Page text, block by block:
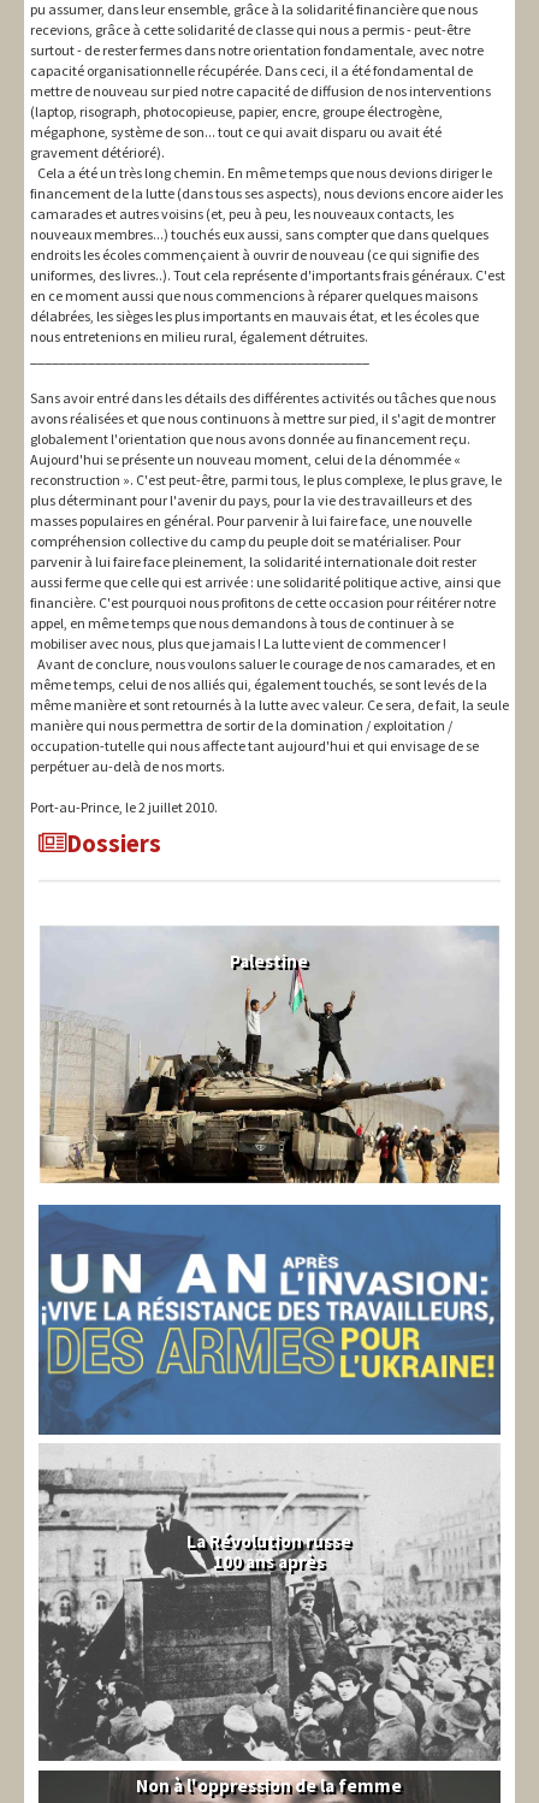
pu assumer, dans leur ensemble, grâce à la solidarité financière que nous
recevions, grâce à cette solidarité de classe qui nous a permis - peut-être
surtout - de rester fermes dans notre orientation fondamentale, avec notre
capacité organisationnelle récupérée. Dans ceci, il a été fondamental de
mettre de nouveau sur pied notre capacité de diffusion de nos interventions
(laptop, risograph, photocopieuse, papier, encre, groupe électrogène,
mégaphone, système de son... tout ce qui avait disparu ou avait été
gravement détérioré).
Cela a été un très long chemin. En même temps que nous devions diriger le
financement de la lutte (dans tous ses aspects), nous devions encore aider les
camarades et autres voisins (et, peu à peu, les nouveaux contacts, les
nouveaux membres...) touchés eux aussi, sans compter que dans quelques
endroits les écoles commençaient à ouvrir de nouveau (ce qui signifie des
uniformes, des livres..). Tout cela représente d'importants frais généraux. C'est
en ce moment aussi que nous commencions à réparer quelques maisons
délabrées, les sièges les plus importants en mauvais état, et les écoles que
nous entretenions en milieu rural, également détruites.
Sans avoir entré dans les détails des différentes activités ou tâches que nous
avons réalisées et que nous continuons à mettre sur pied, il s'agit de montrer
globalement l'orientation que nous avons donnée au financement reçu.
Aujourd'hui se présente un nouveau moment, celui de la dénommée «
reconstruction ». C'est peut-être, parmi tous, le plus complexe, le plus grave, le
plus déterminant pour l'avenir du pays, pour la vie des travailleurs et des
masses populaires en général. Pour parvenir à lui faire face, une nouvelle
compréhension collective du camp du peuple doit se matérialiser. Pour
parvenir à lui faire face pleinement, la solidarité internationale doit rester
aussi ferme que celle qui est arrivée : une solidarité politique active, ainsi que
financière. C'est pourquoi nous profitons de cette occasion pour réitérer notre
appel, en même temps que nous demandons à tous de continuer à se
mobiliser avec nous, plus que jamais ! La lutte vient de commencer !
Avant de conclure, nous voulons saluer le courage de nos camarades, et en
même temps, celui de nos alliés qui, également touchés, se sont levés de la
même manière et sont retournés à la lutte avec valeur. Ce sera, de fait, la seule
manière qui nous permettra de sortir de la domination / exploitation /
occupation-tutelle qui nous affecte tant aujourd'hui et qui envisage de se
perpétuer au-delà de nos morts.
Port-au-Prince, le 2 juillet 2010.
Dossiers
Palestine
La Révolution russe
100 ans après
Syrie
Non à l'oppression de la femme